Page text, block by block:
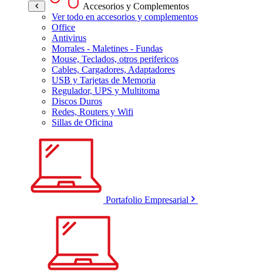
Accesorios y Complementos
Ver todo en accesorios y complementos
Office
Antivirus
Morrales - Maletines - Fundas
Mouse, Teclados, otros perifericos
Cables, Cargadores, Adaptadores
USB y Tarjetas de Memoria
Regulador, UPS y Multitoma
Discos Duros
Redes, Routers y Wifi
Sillas de Oficina
Portafolio Empresarial